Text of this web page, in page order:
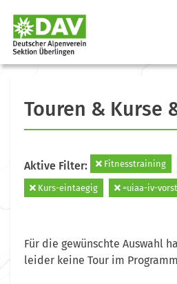
Touren & Kurse
Aktive Filter: Fitnesstraining
Kurs-eintaegig =uiaa-iv-
Für die gewünschte Auswahl
leider keine Tour im